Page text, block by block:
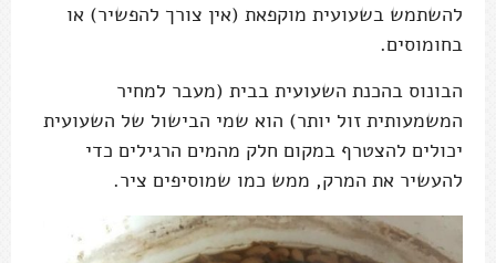
להשתמש בשעועית מוקפאת (אין צורך להפשיר) או
בחומוסים.
הבונוס בהכנת השעועית בבית (מעבר למחיר
המשמעותית זול יותר) הוא שמי הבישול של השעועית
יכולים להצטרף במקום חלק מהמים הרגילים כדי
להעשיר את המרק, ממש כמו שמוסיפים ציר.